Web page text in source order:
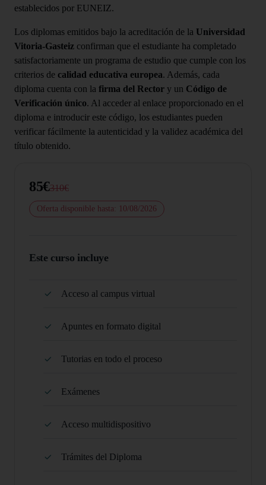
establecidos por EUNEIZ.
Los diplomas emitidos bajo la acreditación de la Universidad
Vitoria-Gasteiz confirman que el estudiante ha completado
satisfactoriamente un programa de estudio que cumple con los
criterios de calidad educativa europea. Además, cada
diploma cuenta con la firma del Rector y un Código de
Verificación único. Al acceder al enlace proporcionado en el
diploma e introducir este código, los estudiantes pueden
verificar fácilmente la autenticidad y la validez académica del
título obtenido.
85€310€
Oferta disponible hasta: 10/08/2026
Este curso incluye
Acceso al campus virtual
Apuntes en formato digital
Tutorias en todo el proceso
Exámenes
Acceso multidispositivo
Trámites del Diploma